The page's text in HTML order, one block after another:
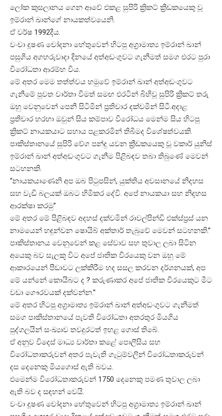
ලෝක කුසලානය ගෙන ආවේ එකළ සුපිරි ක්‍රිකට් ක්‍රීඩකයෙකු වූ
ඉම්රාන් ඛාන්ගේ නායකත්වයෙනි.
ඒ වර්ෂ 1992දීය.
වංචා දූෂණ චෝදනා හේතුවෙන් හිටපු අග්‍රාමාත්‍ය ඉම්රාන් ඛාන්
පසුගිය අගහරුවාදා දිනයේ අත්අඩංගුවට ගැනීමත් සමග එරට පුරා
විරෝධතා ආරම්භ විය.
මේ අතර මෙම තත්ත්වය හමුවේ ඉම්රාන් ඛාන් අත්අඩංගුවට
ගැනීමේ පුවත වාර්තා වීමත් සමඟ එරටින් බිහිවූ සුපිරි ක්‍රිකට් තරු
ඔහු වෙනුවෙන් පෙනී සිටිමින් ප්‍රතිචාර දක්වමින් සිටී.අදාළ
ප්‍රතිචාර හරහා ඔවුන් සිය කම්පාව විරෝධය මෙන්ම සිය හිටපු
ක්‍රිකට් නායකයාට සහාය පළකරමින් තිබීමද විශේෂත්වයකි.
පාකිස්තානයේ සුපිරි වේග පන්දු යවන ක්‍රීඩකයෙකු වූ වකාර් යුනිස්
ඉම්රාන් ඛාන් අත්අඩංගුවට ගැනීම පිළිබඳව තබා තිබුණේ මෙවන්
සටහනකි.
“නායකයාණෙනි අප ඔබ පිටුපසින්, යුක්තිය අවසානයේ නිදහස
සහ වැඩි බලයක් ඔබට හිමිකර දේවි. අපේ නායකයා සහ නිදහස
ආරක්ෂා කරමු”
මේ අතර මේ පිළිබඳව අදහස් දක්වමින් රාවල්පින්ඩි එක්ස්ප්‍රස් යන
නාමයෙන් හඳුන්වන ෂොයිබ් අක්තාර් තැබුවේ මෙවන් සටහනකි.”
පාකිස්තානය වෙනුවෙන් කළ සේවාව සහ තුවාල ලබා සිටින
අයෙකු බව සැලකූ විට අපේ ජාතික වීරයෙකු වන ඔහු මේ
ආකාරයෙන් පීඩාවට ලක්කිරීම හද සසල කරවන දර්ශනයක්, අප
මේ යන්නේ කොයිබට ද ? කරුණාකර අපේ ජාතික වීරයෙකුට මීට
වඩා ගෞරවයක් දක්වන්න.”
මේ අතර හිටපු අග්‍රාමාත්‍ය ඉම්රාන් ඛාන් අත්අඩංගුවට ගැනීමත්
සමග පාකිස්තානයේ පැවති විරෝධතා අතරතුර මියගිය
පුද්ගලයින් සංඛ්‍යාව තවදුරටත් ඉහළ ගොස් තිබේ.
ඒ අනුව විදෙස් මාධ්‍ය වාර්තා කළේ පොලීසිය සහ
විරෝධතාකරුවන් අතර පැවැති ගැටුම්වලින් විරෝධතාකරුවන්
දස දෙනෙකු මියගොස් ඇති බවය.
එමෙන්ම විරෝධතාකරුවන් 1750 දෙනෙකු පමණ තුවාල ලබා
ඇති බව ද සඳහන් වෙයි.
වංචා දූෂණ චෝදනා හේතුවෙන් හිටපු අග්‍රාමාත්‍ය ඉම්රාන් ඛාන්